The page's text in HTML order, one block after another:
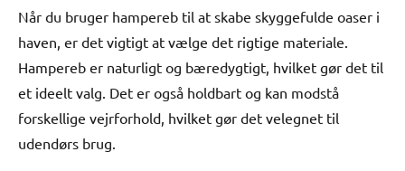
Når du bruger hampereb til at skabe skyggefulde oaser i
haven, er det vigtigt at vælge det rigtige materiale.
Hampereb er naturligt og bæredygtigt, hvilket gør det til
et ideelt valg. Det er også holdbart og kan modstå
forskellige vejrforhold, hvilket gør det velegnet til
udendørs brug.